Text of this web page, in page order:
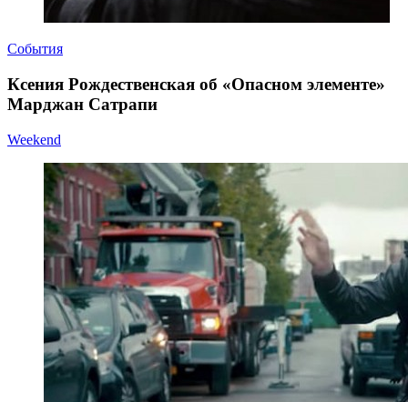
События
Ксения Рождественская об «Опасном элементе»
Марджан Сатрапи
Weekend